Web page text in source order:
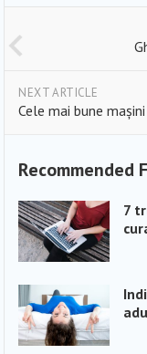
NEXT ARTICLE
Cele mai bune
Recommended
7